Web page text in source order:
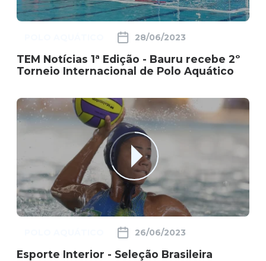
28/06/2023
TEM Notícias 1ª Edição - Bauru recebe 2º
Torneio Internacional de Polo Aquático
26/06/2023
Esporte Interior - Seleção Brasileira